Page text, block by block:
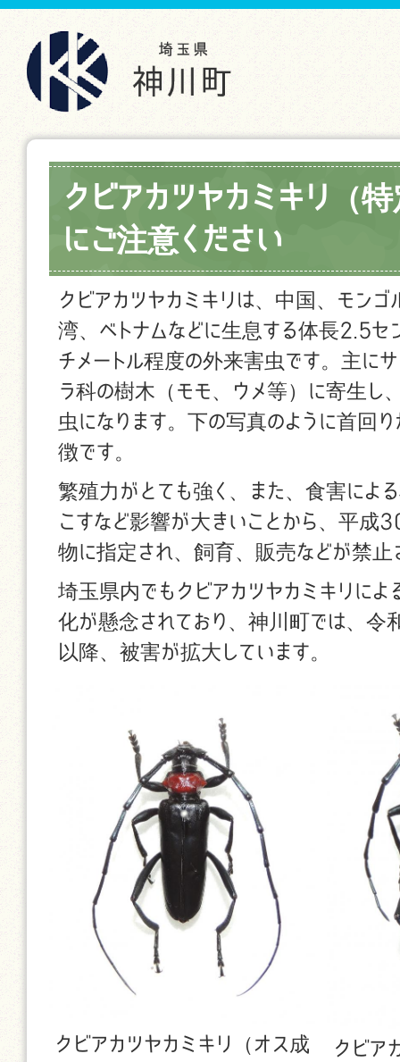
クビアカツヤカミキリ（
にご注意ください
クビアカツヤカミキリは、中国、モン
湾、ベトナムなどに生息する体長2.5セ
チメートル程度の外来害虫です。主にサ
ラ科の樹木（モモ、ウメ等）に寄生し
虫になります。下の写真のように首回
徴です。
繁殖力がとても強く、また、食害によ
こすなど影響が大きいことから、平成
物に指定され、飼育、販売などが禁止
埼玉県内でもクビアカツヤカミキリに
化が懸念されており、神川町では、令
以降、被害が拡大しています。
クビアカツヤカミキリ（オス成
クビア